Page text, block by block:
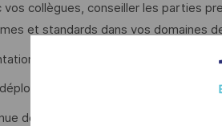
collègues, conseiller les parties
et standards dans vos domaines
: procédures techniques,
des solutions retenues.
des infrastructures et solutions en